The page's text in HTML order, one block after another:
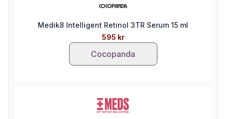
Medik8 Intelligent Retinol 3TR Serum 15 ml
595 kr
Cocopanda